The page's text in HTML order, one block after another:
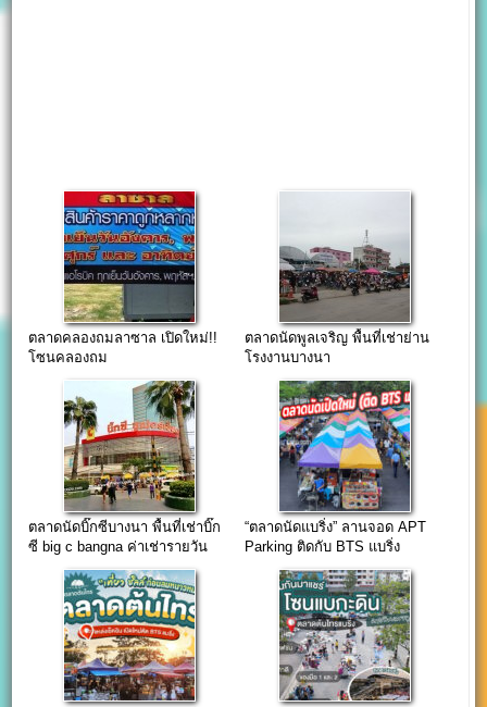
ตลาดคลองถมลาซาล เปิดใหม่!!
โซนคลองถม
ตลาดนัดพูลเจริญ พื้นที่เช่าย่าน
โรงงานบางนา
ตลาดนัดบิ๊กซีบางนา พื้นที่เช่าบิ๊ก
ซี big c bangna ค่าเช่ารายวัน
“ตลาดนัดแบริ่ง” ลานจอด APT
Parking ติดกับ BTS แบริ่ง